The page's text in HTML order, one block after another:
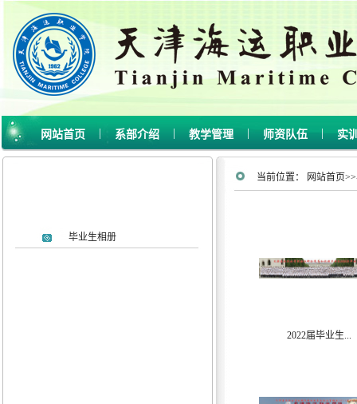
网站首页 | 系部介绍 | 教学管理 | 师资队伍 | 实
毕业生相册
当前位置： 网站首页>>
2022届毕业生...